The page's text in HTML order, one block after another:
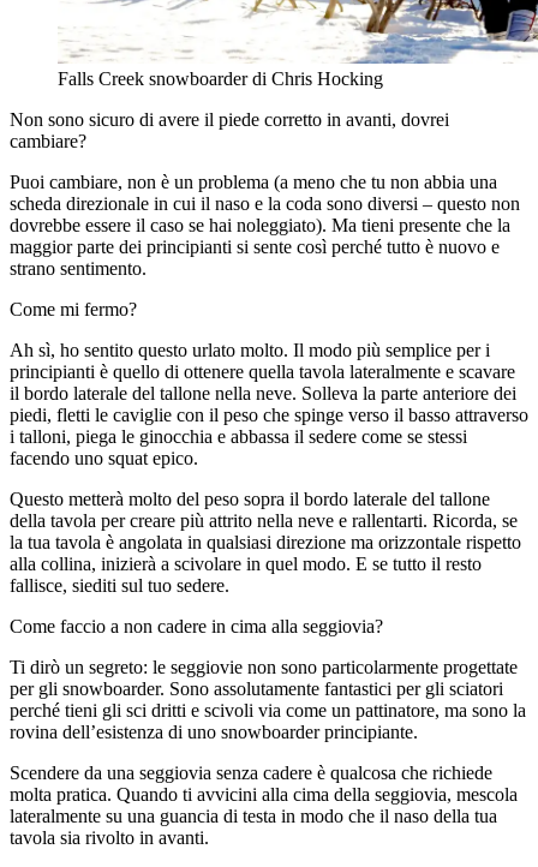
Falls Creek snowboarder di Chris Hocking
Non sono sicuro di avere il piede corretto in avanti, dovrei
cambiare?
Puoi cambiare, non è un problema (a meno che tu non abbia una
scheda direzionale in cui il naso e la coda sono diversi – questo non
dovrebbe essere il caso se hai noleggiato). Ma tieni presente che la
maggior parte dei principianti si sente così perché tutto è nuovo e
strano sentimento.
Come mi fermo?
Ah sì, ho sentito questo urlato molto. Il modo più semplice per i
principianti è quello di ottenere quella tavola lateralmente e scavare
il bordo laterale del tallone nella neve. Solleva la parte anteriore dei
piedi, fletti le caviglie con il peso che spinge verso il basso attraverso
i talloni, piega le ginocchia e abbassa il sedere come se stessi
facendo uno squat epico.
Questo metterà molto del peso sopra il bordo laterale del tallone
della tavola per creare più attrito nella neve e rallentarti. Ricorda, se
la tua tavola è angolata in qualsiasi direzione ma orizzontale rispetto
alla collina, inizierà a scivolare in quel modo. E se tutto il resto
fallisce, siediti sul tuo sedere.
Come faccio a non cadere in cima alla seggiovia?
Ti dirò un segreto: le seggiovie non sono particolarmente progettate
per gli snowboarder. Sono assolutamente fantastici per gli sciatori
perché tieni gli sci dritti e scivoli via come un pattinatore, ma sono la
rovina dell’esistenza di uno snowboarder principiante.
Scendere da una seggiovia senza cadere è qualcosa che richiede
molta pratica. Quando ti avvicini alla cima della seggiovia, mescola
lateralmente su una guancia di testa in modo che il naso della tua
tavola sia rivolto in avanti.